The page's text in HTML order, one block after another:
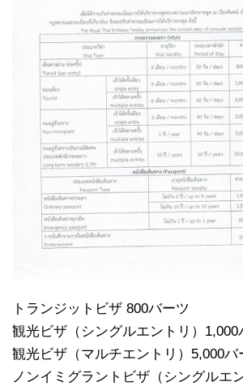
トランジットビザ 800バーツ
観光ビザ（シングルエントリ）1,000
観光ビザ（マルチエントリ）5,000バ
ノンイミグラントビザ（シングルエ